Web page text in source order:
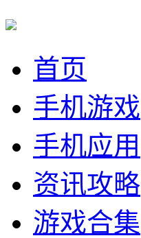
首页
手机游戏
手机应用
资讯攻略
游戏合集